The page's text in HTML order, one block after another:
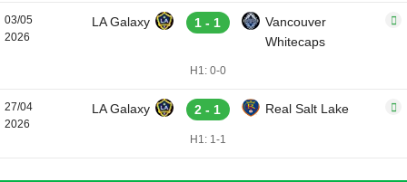
03/05
2026
LA Galaxy 1 - 1
Vancouver
Whitecaps
H1: 0-0
27/04
2026
LA Galaxy 2 - 1 Real Salt Lake
H1: 1-1